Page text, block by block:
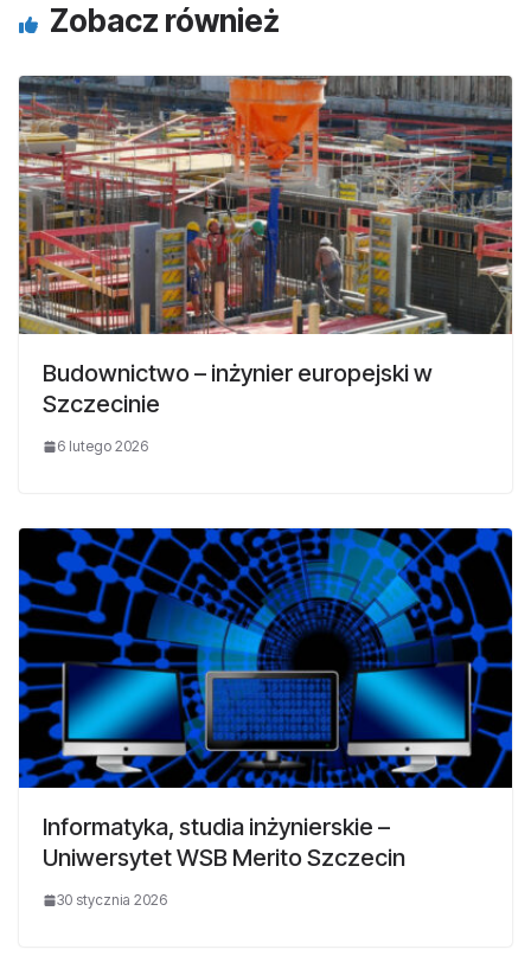
Zobacz również
Budownictwo – inżynier europejski w
Szczecinie
6 lutego 2026
Informatyka, studia inżynierskie –
Uniwersytet WSB Merito Szczecin
30 stycznia 2026